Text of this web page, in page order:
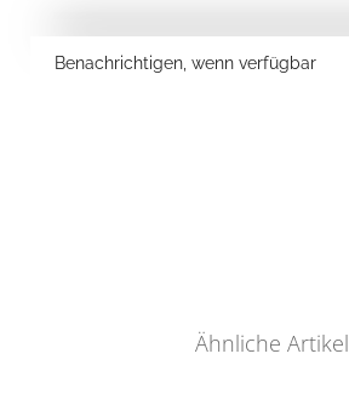
Benachrichtigen, wenn verfügbar
Ähnliche Artikel